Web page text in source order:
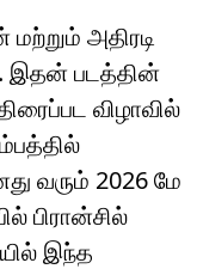
அதிரடி
இதன் படத்தின்
விழாவில்
வரும் 2026 மே
பிரான்சில்
இந்த